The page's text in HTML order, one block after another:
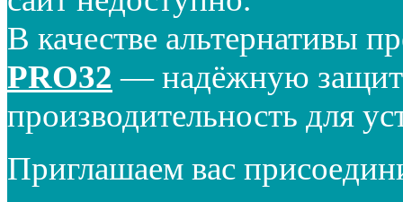
В качестве альтернативы
PRO32 — надёжную
производительность для
Приглашаем вас